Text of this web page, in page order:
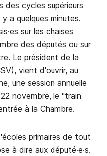
des cycles supérieurs
a quelques minutes.
sur les chaises
des députés ou sur
Le président de la
vient d'ouvrir, au
une session annuelle
novembre, le "train
à la Chambre.
primaires de tout
à dire aux député·e·s.